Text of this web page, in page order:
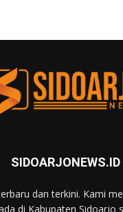
SIDOARJONEWS.ID
dan terkini. Kami
di Kabupaten Sidoarjo